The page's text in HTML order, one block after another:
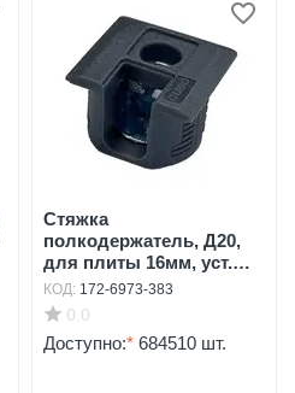
Стяжка
полкодержатель, Д20,
для плиты 16мм, уст.
сверху и...
КОД: 172-6973-383
0.0
Доступно:* 684510 шт.